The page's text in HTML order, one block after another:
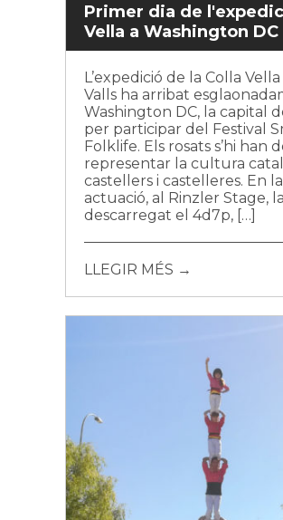
Primer dia de
Vella a Washington DC
L’expedició de la Colla
Valls ha arribat
Washington DC, la capital
per participar del Festival
Folklife. Els rosats s’hi han
representar la cultura
castellers i castelleres. En
actuació, al Rinzler Stage,
descarregat el 4d7p, […]
LLEGIR MÉS →